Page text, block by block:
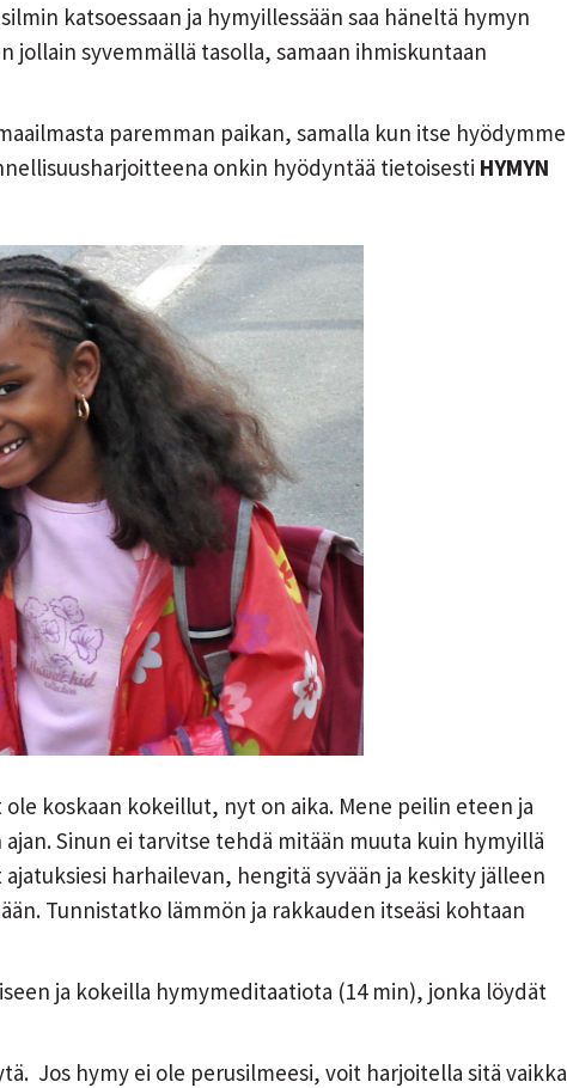
katsoessaan ja hymyillessään saa häneltä hymyn
jollain syvemmällä tasolla, samaan ihmiskuntaan
paremman paikan, samalla kun itse hyödymme
onkin hyödyntää tietoisesti HYMYN
koskaan kokeillut, nyt on aika. Mene peilin eteen ja
Sinun ei tarvitse tehdä mitään muuta kuin hymyillä
harhailevan, hengitä syvään ja keskity jälleen
Tunnistatko lämmön ja rakkauden itseäsi kohtaan
ja kokeilla hymymeditaatiota (14 min), jonka löydät
Jos hymy ei ole perusilmeesi, voit harjoitella sitä vaikka